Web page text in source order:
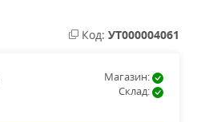
Код: УТ000004061
Магазин:
Склад: